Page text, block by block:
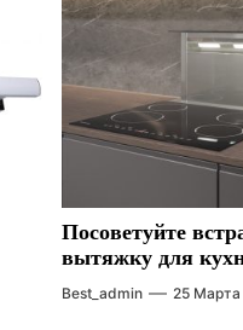
Посоветуйте
вытяжку для
Best_admin 25